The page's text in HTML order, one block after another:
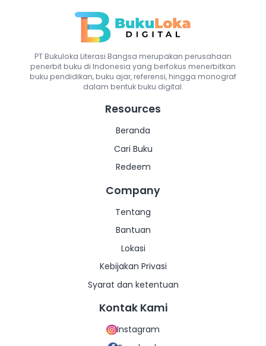
Salin Link
Facebook
Salin Link
PT Bukuloka Literasi Bangsa merupakan perusahaan
penerbit buku di Indonesia yang berfokus menerbitkan
buku pendidikan, buku ajar, referensi, hingga monograf
dalam bentuk buku digital.
Resources
Beranda
Cari Buku
Redeem
Company
Tentang
Bantuan
Lokasi
Kebijakan Privasi
Syarat dan ketentuan
Kontak Kami
Instagram